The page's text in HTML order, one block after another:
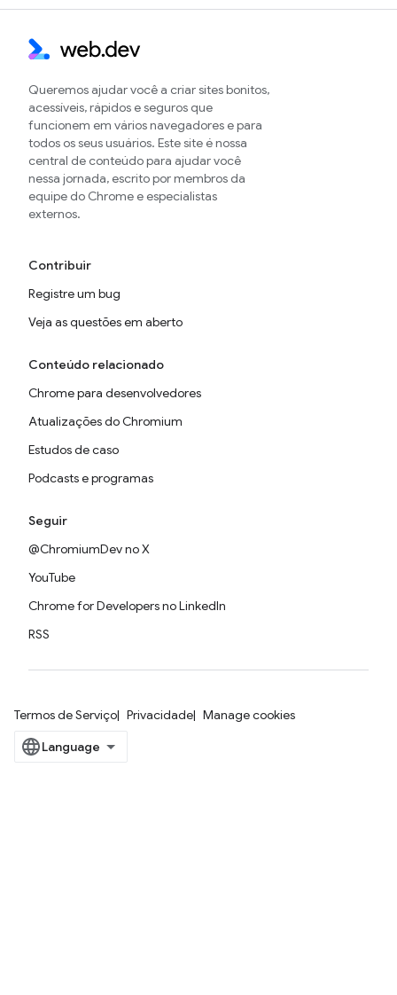
Queremos ajudar você a criar sites bonitos,
acessíveis, rápidos e seguros que
funcionem em vários navegadores e para
todos os seus usuários. Este site é nossa
central de conteúdo para ajudar você
nessa jornada, escrito por membros da
equipe do Chrome e especialistas
externos.
Contribuir
Registre um bug
Veja as questões em aberto
Conteúdo relacionado
Chrome para desenvolvedores
Atualizações do Chromium
Estudos de caso
Podcasts e programas
Seguir
@ChromiumDev no X
YouTube
Chrome for Developers no LinkedIn
RSS
Termos de Serviço Privacidade Manage cookies